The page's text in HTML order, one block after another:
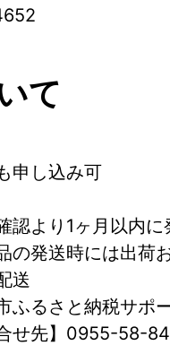
て
申し込み可
認より1ヶ月以内に
の発送時には出荷
送
ふるさと納税サポ
合せ先】0955-58-